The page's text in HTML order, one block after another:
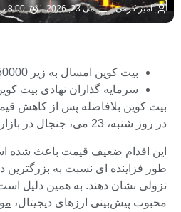
امیر کرمی می 23, 2026 8:00 ب.ظ
بیت کوین امسال به زیر 50000 دلار سقوط خواهد کرد
سرمایه گذاران نهادی بیت
در روز شنبه، 23 می، جنجال در بازار ارزهای دیجیتال برانگیخت.
این اقدام ضعیف قیمت باعث شده
طور فزاینده ای نسبت به بزرگترین
محبوب پیش‌بینی ارزهای دیجیتال،